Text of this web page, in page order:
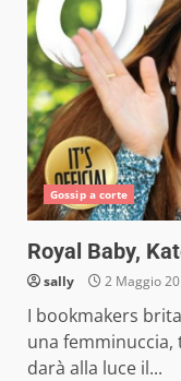
Gossip a corte
Royal Baby,
sally 2 Maggio
I bookmakers
una
darà alla luce il...